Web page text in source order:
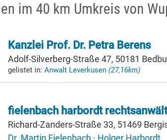
im 40 km Umkreis von
Kanzlei Prof. Dr. Petra Berens
Adolf-Silverberg-Straße 47, 50181
gelistet in: Anwalt Leverkusen (27,16km)
fielenbach harbordt
Richard-Zanders-Straße 33, 51469
Dr. Martin Fielenbach · Holger Harbordt